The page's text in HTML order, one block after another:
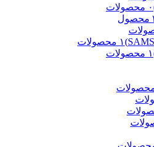
۰ محصولات
۱ محصولات
۱ محصولات